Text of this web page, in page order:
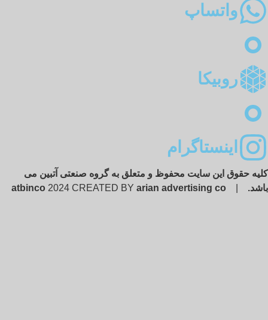
واتساپ
روبیکا
اینستاگرام
حقوق این سایت محفوظ و متعلق به گروه صنعتی آتبین می
|
atbinco2024 CREATED BYarian advertising co